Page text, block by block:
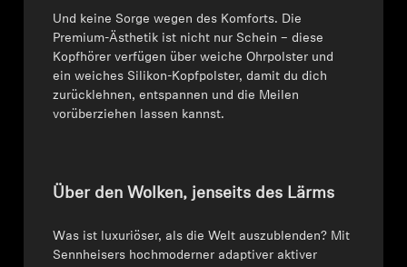
⁠⁠Und keine Sorge wegen des Komforts. Die
Premium-Ästhetik ist nicht nur Schein – diese
Kopfhörer verfügen über weiche Ohrpolster und
ein weiches Silikon-Kopfpolster, damit du dich
zurücklehnen, entspannen und die Meilen
vorüberziehen lassen kannst.
Über den Wolken, jenseits des Lärms
Was ist luxuriöser, als die Welt auszublenden? Mit
Sennheisers hochmoderner adaptiver aktiver